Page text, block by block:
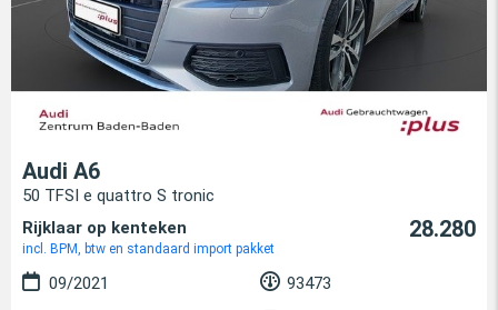
Audi A6
50 TFSI e quattro S tronic
Rijklaar op kenteken
incl. BPM, btw en standaard import pakket
28.280
09/2021
93473